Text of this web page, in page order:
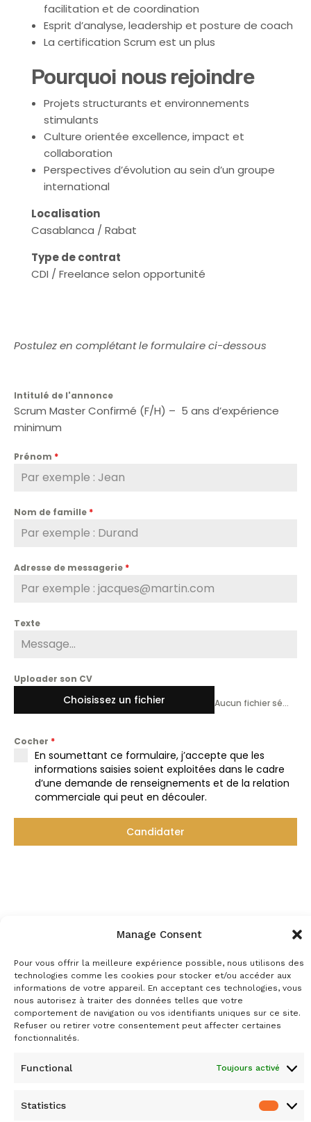
Manage Consent
Pour vous offrir la meilleure expérience possible, nous utilisons des
technologies comme les cookies pour stocker et/ou accéder aux
informations de votre appareil. En acceptant ces technologies, vous
nous autorisez à traiter des données telles que votre
comportement de navigation ou vos identifiants uniques sur ce site.
Refuser ou retirer votre consentement peut affecter certaines
fonctionnalités.
Functional Toujours activé
Statistics
facilitation et de coordination
Esprit d’analyse, leadership et posture de coach
La certification Scrum est un plus
Pourquoi nous rejoindre
Projets structurants et environnements
stimulants
Culture orientée excellence, impact et
collaboration
Perspectives d’évolution au sein d’un groupe
international
Localisation
Casablanca / Rabat
Type de contrat
CDI / Freelance selon opportunité
Postulez en complétant le formulaire ci-dessous
Intitulé de l'annonce
Scrum Master Confirmé (F/H) – 5 ans d’expérience
minimum
Prénom *
Nom de famille *
Adresse de messagerie *
Texte
Uploader son CV
Choisissez un fichier Aucun fichier sélectionné
Cocher *
En soumettant ce formulaire, j’accepte que les
informations saisies soient exploitées dans le cadre
d’une demande de renseignements et de la relation
commerciale qui peut en découler.
Candidater
© 2026. Tous droits réservés